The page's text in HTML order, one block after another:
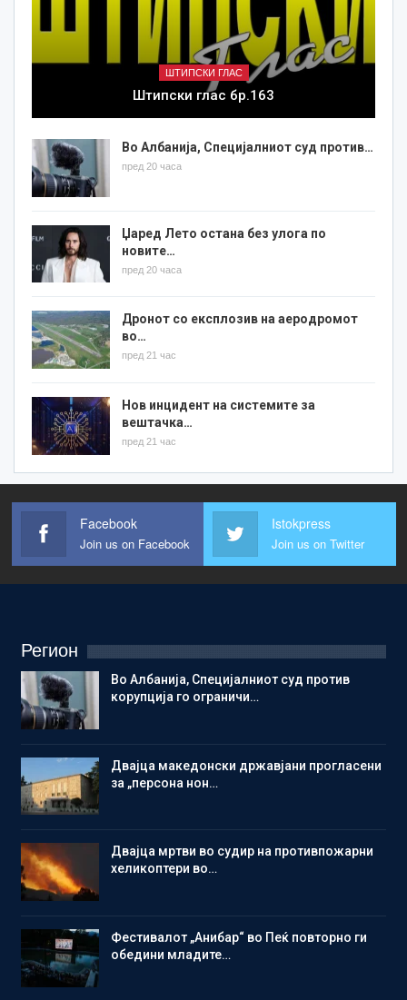
ШТИПСКИ ГЛАС
Штипски глас бр.163
Во Албанија, Специјалниот суд против…
пред 20 часа
Џаред Лето остана без улога по
новите…
пред 20 часа
Дронот со експлозив на аеродромот
во…
пред 21 час
Нов инцидент на системите за
вештачка…
пред 21 час
Facebook
Join us on Facebook
Istokpress
Join us on Twitter
Регион
Во Албанија, Специјалниот суд против
корупција го ограничи…
Двајца македонски државјани прогласени
за „персона нон…
Двајца мртви во судир на противпожарни
хеликоптери во…
Фестивалот „Анибар“ во Пеќ повторно ги
обедини младите…